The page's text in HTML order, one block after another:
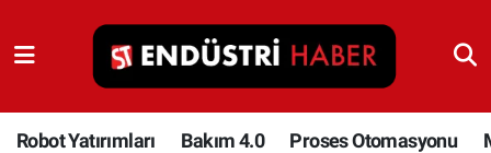
Robot Yatırımları Bakım 4.0 Proses Otomasyonu
Robot Yatırımları
Bakım 4.0